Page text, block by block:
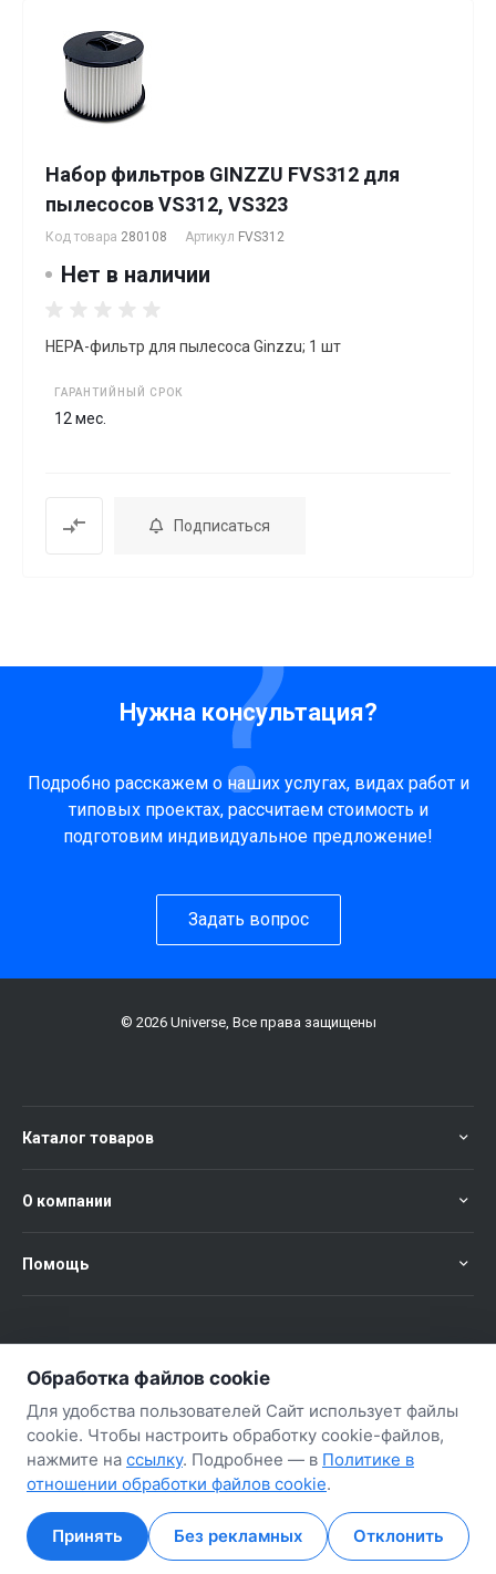
Главная Кабинет Избранные Сравнение
Главная Кабинет Избранные Сравнение
Набор фильтров GINZZU FVS312 для
пылесосов VS312, VS323
Код товара 280108 Артикул FVS312
Нет в наличии
HEPA-фильтр для пылесоса Ginzzu; 1 шт
ГАРАНТИЙНЫЙ СРОК
12 мес.
Подписаться
Нужна консультация?
Подробно расскажем о наших услугах, видах работ и
типовых проектах, рассчитаем стоимость и
подготовим индивидуальное предложение!
Задать вопрос
© 2026 Universe, Все права защищены
Каталог товаров
О компании
Помощь
+375 (29) 563-57-02
Обработка файлов cookie
Для удобства пользователей Сайт использует файлы
cookie. Чтобы настроить обработку cookie-файлов,
нажмите на ссылку. Подробнее — в Политике в
отношении обработки файлов cookie.
Принять Без рекламных Отклонить